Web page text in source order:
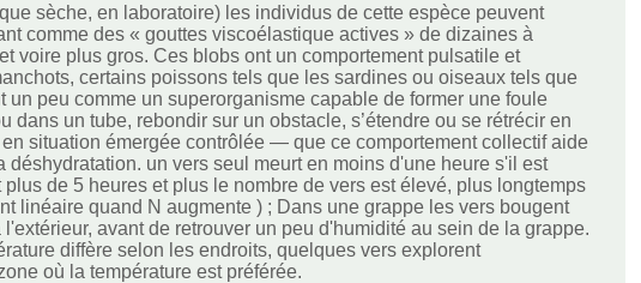
sèche, en laboratoire) les individus de cette espèce peuvent
comme des « gouttes viscoélastique actives » de dizaines à
voire plus gros. Ces blobs ont un comportement pulsatile et
certains poissons tels que les sardines ou oiseaux tels que
peu comme un superorganisme capable de former une foule
un tube, rebondir sur un obstacle, s’étendre ou se rétrécir en
situation émergée contrôlée — que ce comportement collectif aide
un vers seul meurt en moins d'une heure s'il est
de 5 heures et plus le nombre de vers est élevé, plus longtemps
linéaire quand N augmente ) ; Dans une grappe les vers bougent
avant de retrouver un peu d'humidité au sein de la grappe.
diffère selon les endroits, quelques vers explorent
où la température est préférée.